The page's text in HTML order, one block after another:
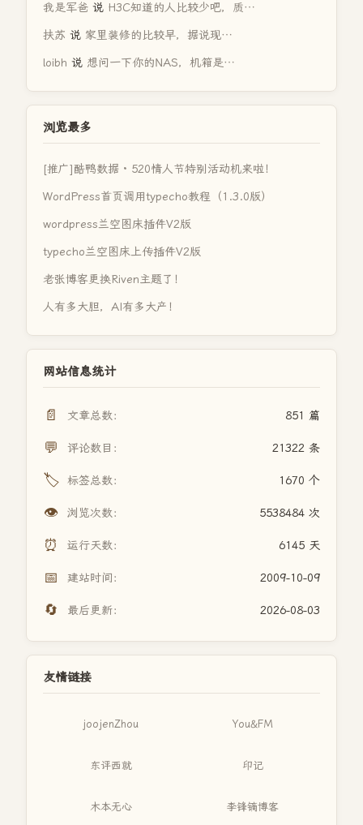
我是军爸 说 H3C知道的人比较少吧，质…
扶苏 说 家里装修的比较早，据说现…
loibh 说 想问一下你的NAS，机箱是…
浏览最多
[推广]酷鸭数据 · 520情人节特别活动机来啦！
WordPress首页调用typecho教程（1.3.0版）
wordpress兰空图床插件V2版
typecho兰空图床上传插件V2版
老张博客更换Riven主题了！
人有多大胆，AI有多大产！
网站信息统计
📄 文章总数： 851 篇
💬 评论数目： 21322 条
🏷️ 标签总数： 1670 个
👁️ 浏览次数： 5538484 次
⏰ 运行天数： 6145 天
📅 建站时间： 2009-10-09
🔄 最后更新： 2026-08-03
友情链接
joojenZhou You&FM
东评西就 印记
木本无心 李锋镝博客